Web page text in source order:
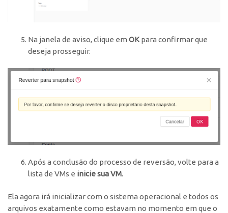
Na janela de aviso, clique em OK para confirmar que
deseja prosseguir.
Após a conclusão do processo de reversão, volte para a
lista de VMs e inicie sua VM.
Ela agora irá inicializar com o sistema operacional e todos os
arquivos exatamente como estavam no momento em que o